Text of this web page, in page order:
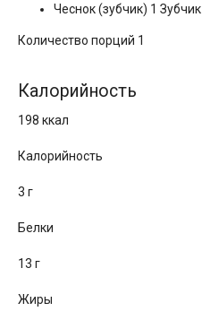
Чеснок (зубчик) 1 Зубчик
Количество порций 1
Калорийность
198 ккал
Калорийность
3 г
Белки
13 г
Жиры